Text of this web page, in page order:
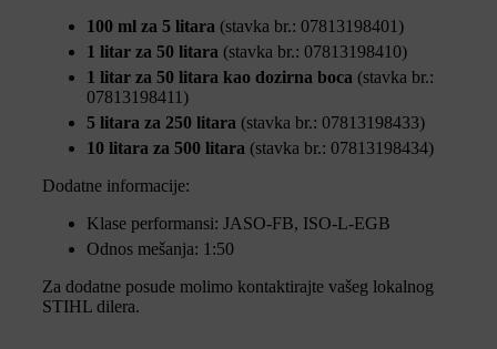
100 ml za 5 litara (stavka br.: 07813198401)
1 litar za 50 litara (stavka br.: 07813198410)
1 litar za 50 litara kao dozirna boca (stavka br.:
07813198411)
5 litara za 250 litara (stavka br.: 07813198433)
10 litara za 500 litara (stavka br.: 07813198434)
Dodatne informacije:
Klase performansi: JASO-FB, ISO-L-EGB
Odnos mešanja: 1:50
Za dodatne posude molimo kontaktirajte vašeg lokalnog
STIHL dilera.